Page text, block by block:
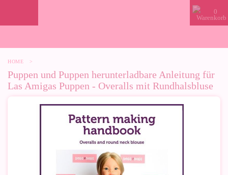
0
HOME >
Puppen und Puppen herunterladbare Anleitung für
Las Amigas Puppen - Overalls mit Rundhalsbluse